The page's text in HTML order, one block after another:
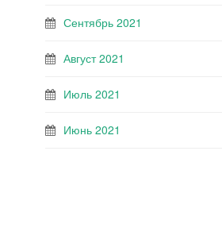
Сентябрь 2021
Август 2021
Июль 2021
Июнь 2021